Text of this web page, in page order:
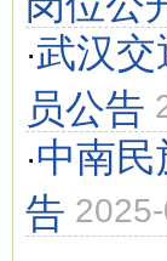
·武汉
员公告
·中南
告